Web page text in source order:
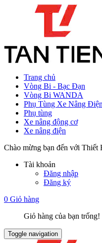
Trang chủ
Vòng Bi - Bạc Đạn
Vòng Bi WANDA
Phụ Tùng Xe Nâng Điện
Phụ tùng
Xe nâng động cơ
Xe nâng điện
Chào mừng bạn đến với
Tài khoản
Đăng nhập
Đăng ký
0 Giỏ hàng
Giỏ hàng của bạn trống!
Toggle navigation